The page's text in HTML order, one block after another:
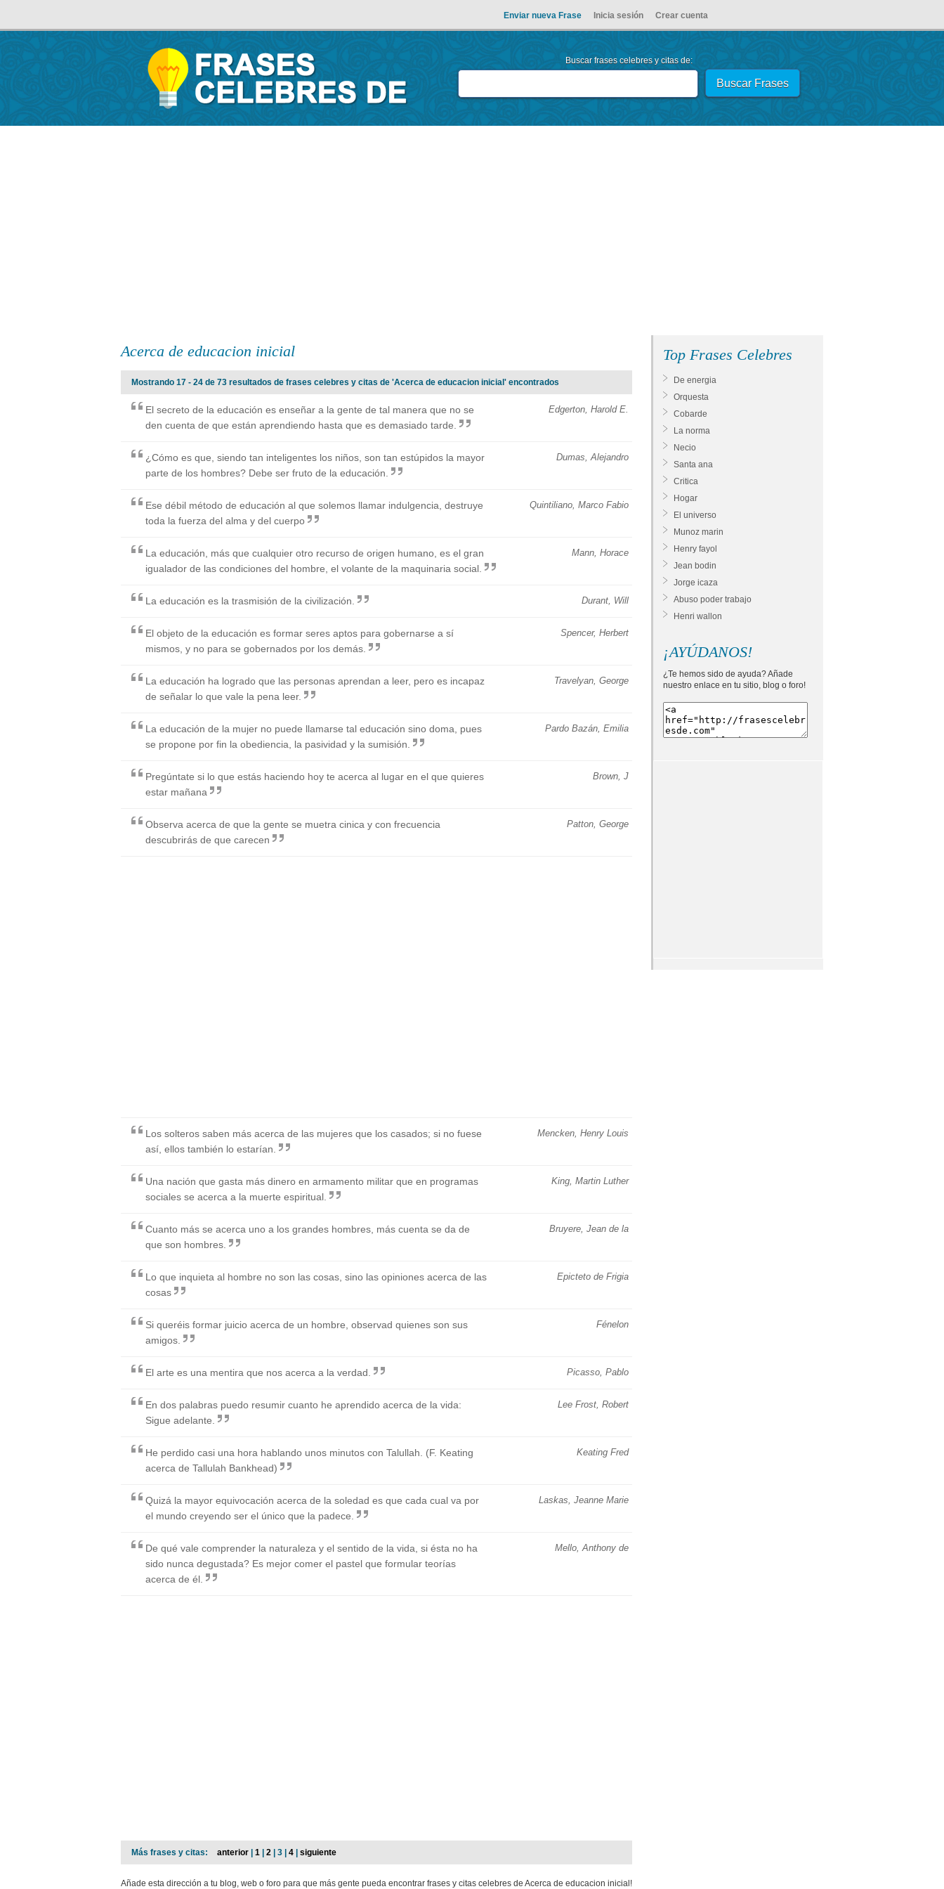
Enviar nueva Frase Inicia sesión Crear cuenta
Buscar frases celebres y citas de:
Acerca de educacion inicial
Mostrando 17 - 24 de 73 resultados de frases celebres y citas de 'Acerca de educacion inicial' encontrados
Edgerton, Harold E.
El secreto de la educación es enseñar a la gente de tal manera que no se
den cuenta de que están aprendiendo hasta que es demasiado tarde.
Dumas, Alejandro
¿Cómo es que, siendo tan inteligentes los niños, son tan estúpidos la mayor
parte de los hombres? Debe ser fruto de la educación.
Quintiliano, Marco Fabio
Ese débil método de educación al que solemos llamar indulgencia, destruye
toda la fuerza del alma y del cuerpo
Mann, Horace
La educación, más que cualquier otro recurso de origen humano, es el gran
igualador de las condiciones del hombre, el volante de la maquinaria social.
Durant, Will
La educación es la trasmisión de la civilización.
Spencer, Herbert
El objeto de la educación es formar seres aptos para gobernarse a sí
mismos, y no para se gobernados por los demás.
Travelyan, George
La educación ha logrado que las personas aprendan a leer, pero es incapaz
de señalar lo que vale la pena leer.
Pardo Bazán, Emilia
La educación de la mujer no puede llamarse tal educación sino doma, pues
se propone por fin la obediencia, la pasividad y la sumisión.
Brown, J
Pregúntate si lo que estás haciendo hoy te acerca al lugar en el que quieres
estar mañana
Patton, George
Observa acerca de que la gente se muetra cinica y con frecuencia
descubrirás de que carecen
Mencken, Henry Louis
Los solteros saben más acerca de las mujeres que los casados; si no fuese
así, ellos también lo estarían.
King, Martin Luther
Una nación que gasta más dinero en armamento militar que en programas
sociales se acerca a la muerte espiritual.
Bruyere, Jean de la
Cuanto más se acerca uno a los grandes hombres, más cuenta se da de
que son hombres.
Epicteto de Frigia
Lo que inquieta al hombre no son las cosas, sino las opiniones acerca de las
cosas
Fénelon
Si queréis formar juicio acerca de un hombre, observad quienes son sus
amigos.
Picasso, Pablo
El arte es una mentira que nos acerca a la verdad.
Lee Frost, Robert
En dos palabras puedo resumir cuanto he aprendido acerca de la vida:
Sigue adelante.
Keating Fred
He perdido casi una hora hablando unos minutos con Talullah. (F. Keating
acerca de Tallulah Bankhead)
Laskas, Jeanne Marie
Quizá la mayor equivocación acerca de la soledad es que cada cual va por
el mundo creyendo ser el único que la padece.
Mello, Anthony de
De qué vale comprender la naturaleza y el sentido de la vida, si ésta no ha
sido nunca degustada? Es mejor comer el pastel que formular teorías
acerca de él.
Más frases y citas: anterior 1 2 | 3 | 4 siguiente
Añade esta dirección a tu blog, web o foro para que más gente pueda encontrar frases y citas celebres de Acerca de educacion inicial!
Top Frases Celebres
De energia
Orquesta
Cobarde
La norma
Necio
Santa ana
Critica
Hogar
El universo
Munoz marin
Henry fayol
Jean bodin
Jorge icaza
Abuso poder trabajo
Henri wallon
¡AYÚDANOS!
¿Te hemos sido de ayuda? Añade
nuestro enlace en tu sitio, blog o foro!